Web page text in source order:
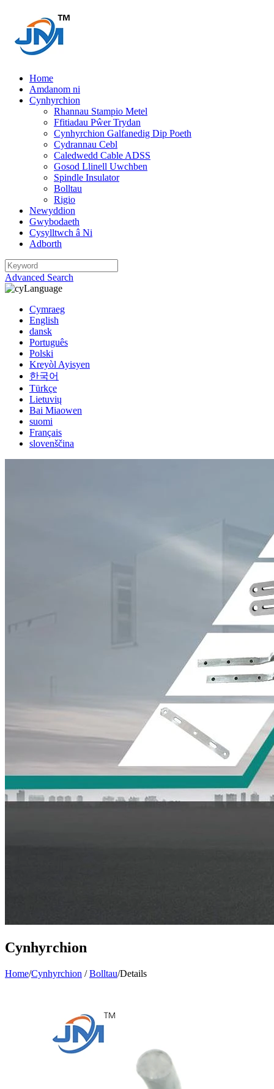
Home
Amdanom ni
Cynhyrchion
Rhannau Stampio Metel
Ffitiadau Pŵer Trydan
Cynhyrchion Galfanedig Dip Poeth
Cydrannau Cebl
Caledwedd Cable ADSS
Gosod Llinell Uwchben
Spindle Insulator
Bolltau
Rigio
Newyddion
Gwybodaeth
Cysylltwch â Ni
Adborth
Advanced Search
Language
Cymraeg
English
dansk
Português
Polski
Kreyòl Ayisyen
한국어
Türkçe
Lietuvių
Bai Miaowen
suomi
Français
slovenščina
Cynhyrchion
Home/Cynhyrchion / Bolltau/Details